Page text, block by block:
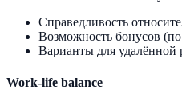
Справедливость
Возможность бонусов (по
Варианты для удалённой
Work-life balance